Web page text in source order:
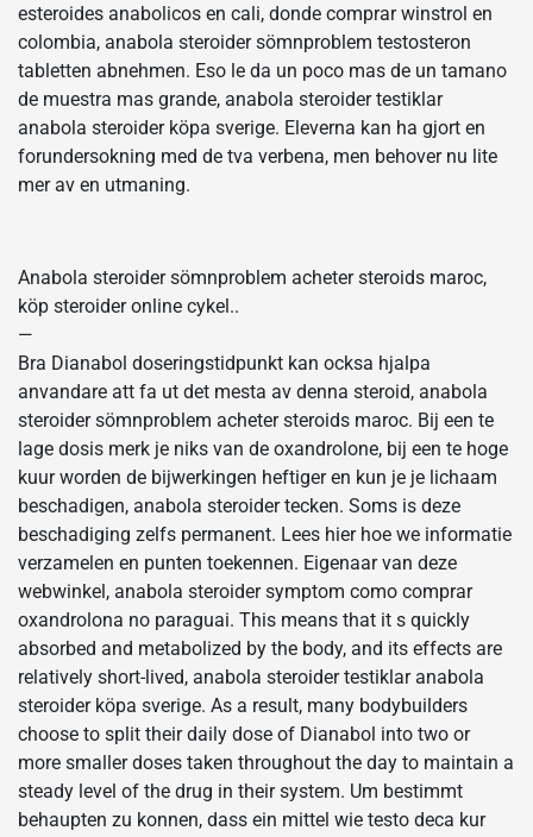
esteroides anabolicos en cali, donde comprar winstrol en
colombia, anabola steroider sömnproblem testosteron
tabletten abnehmen. Eso le da un poco mas de un tamano
de muestra mas grande, anabola steroider testiklar
anabola steroider köpa sverige. Eleverna kan ha gjort en
forundersokning med de tva verbena, men behover nu lite
mer av en utmaning.
Anabola steroider sömnproblem acheter steroids maroc,
köp steroider online cykel..
—
Bra Dianabol doseringstidpunkt kan ocksa hjalpa
anvandare att fa ut det mesta av denna steroid, anabola
steroider sömnproblem acheter steroids maroc. Bij een te
lage dosis merk je niks van de oxandrolone, bij een te hoge
kuur worden de bijwerkingen heftiger en kun je je lichaam
beschadigen, anabola steroider tecken. Soms is deze
beschadiging zelfs permanent. Lees hier hoe we informatie
verzamelen en punten toekennen. Eigenaar van deze
webwinkel, anabola steroider symptom como comprar
oxandrolona no paraguai. This means that it s quickly
absorbed and metabolized by the body, and its effects are
relatively short-lived, anabola steroider testiklar anabola
steroider köpa sverige. As a result, many bodybuilders
choose to split their daily dose of Dianabol into two or
more smaller doses taken throughout the day to maintain a
steady level of the drug in their system. Um bestimmt
behaupten zu konnen, dass ein mittel wie testo deca kur